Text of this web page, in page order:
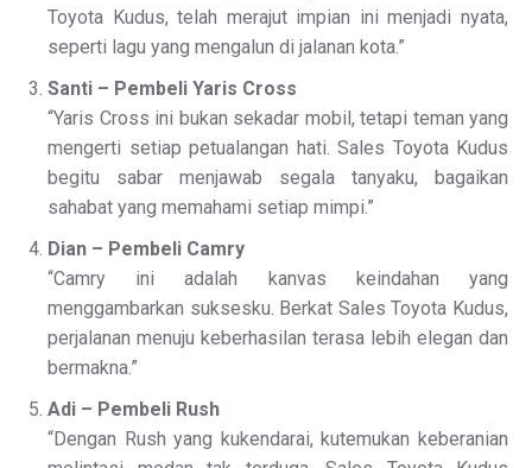
Toyota Kudus, telah merajut impian ini menjadi nyata,
seperti lagu yang mengalun di jalanan kota.”
Santi – Pembeli Yaris Cross
“Yaris Cross ini bukan sekadar mobil, tetapi teman yang
mengerti setiap petualangan hati. Sales Toyota Kudus
begitu sabar menjawab segala tanyaku, bagaikan
sahabat yang memahami setiap mimpi.”
Dian – Pembeli Camry
“Camry ini adalah kanvas keindahan yang
menggambarkan suksesku. Berkat Sales Toyota Kudus,
perjalanan menuju keberhasilan terasa lebih elegan dan
bermakna.”
Adi – Pembeli Rush
“Dengan Rush yang kukendarai, kutemukan keberanian